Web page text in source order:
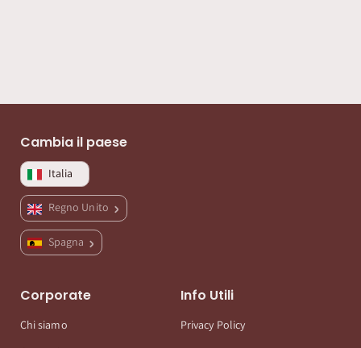
Cambia il paese
Italia
Regno Unito
Spagna
Corporate
Chi siamo
Info Utili
Privacy Policy